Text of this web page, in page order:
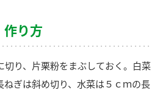
作り方
切り、片栗粉をまぶしておく。白菜
ねぎは斜め切り、水菜は５ｃｍの長